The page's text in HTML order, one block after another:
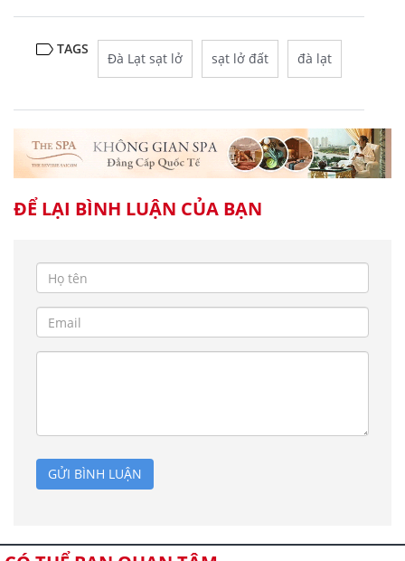
TAGS
Đà Lạt sạt lở sạt lở đất đà lạt
ĐỂ LẠI BÌNH LUẬN CỦA BẠN
GỬI BÌNH LUẬN